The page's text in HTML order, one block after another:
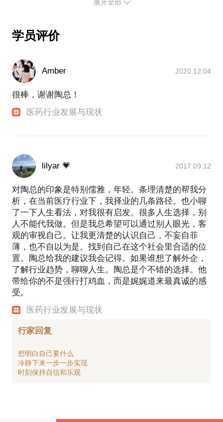
展开全部
学员评价
Amber 2020.12.04
很棒，谢谢陶总！
医药行业发展与现状
lilyar 💗 2017.09.12
对陶总的印象是特别儒雅，年轻。条理清楚的帮我分
析，在当前医疗行业下，我择业的几条路径。也小聊
了一下人生看法，对我很有启发。很多人生选择，别
人不能代我做。但是我总希望可以通过别人眼光，客
观的审视自己。让我更清楚的认识自己，不妄自菲
薄，也不自以为是。找到自己在这个社会里合适的位
置。陶总给我的建议我会记得。如果谁想了解外企，
了解行业趋势，聊聊人生。陶总是个不错的选择。他
带给你的不是强行打鸡血，而是娓娓道来最真诚的感
受。
医药行业发展与现状
行家回复
想明白自己要什么
冷静下来一步一步实现